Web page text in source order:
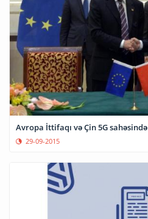
Avropa İttifaqı və Çin 5G
29-09-2015